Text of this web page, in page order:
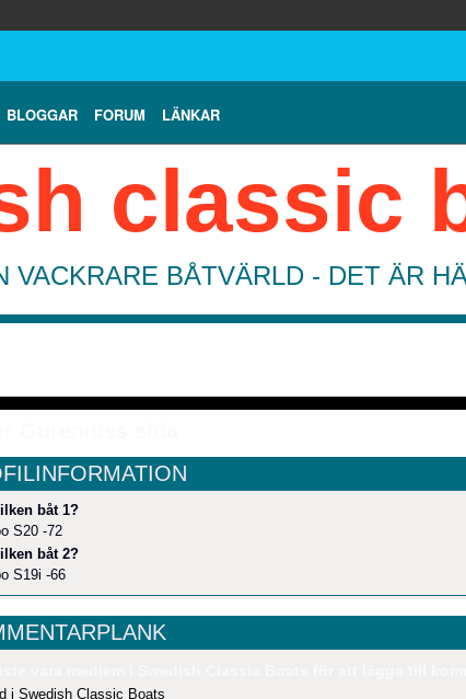
BLOGGAR FORUM LÄNKAR
classic
VACKRARE BÅTVÄRLD - DET ÄR
båt 1?
S20 -72
båt 2?
S19i -66
i Swedish Classic Boats